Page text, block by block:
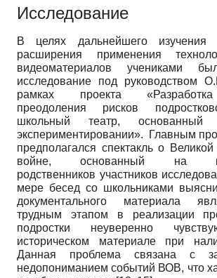
Исследование
В целях дальнейшего изучения
расширения применения
видеоматериалов учениками
исследование под руководством
рамках проекта
преодоления рисков
школьный театр,
экспериментировании». Главным
предполагался спектакль о Великой
войне, основанный на
родственников участников
мере бесед со школьниками
документального материала
трудным этапом в реализации
подростки неуверенно
историческом материале при
Данная проблема связана с
недопониманием событий ВОВ, что